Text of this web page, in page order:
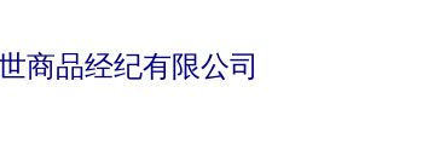
商品经纪有限公司